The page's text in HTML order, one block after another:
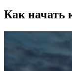
Как начать